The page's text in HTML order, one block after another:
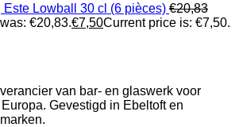
Este Lowball 30 cl (6 pièces) €20,83
€20,83.€7,50Current price is: €7,50.
van bar- en glaswerk voor
Gevestigd in Ebeltoft en